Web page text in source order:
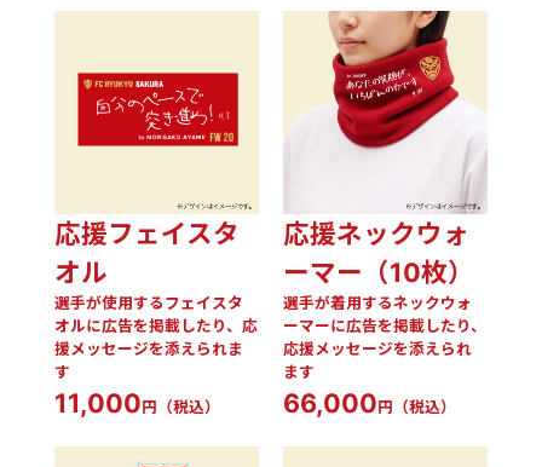
応援フェイスタ
オル
選手が使用するフェイスタ
オルに広告を掲載したり、応
援メッセージを添えられま
す
11,000 円（税込）
応援ネックウォ
ーマー（10枚）
選手が着用するネックウォ
ーマーに広告を掲載したり、
応援メッセージを添えられ
ます
66,000 円（税込）